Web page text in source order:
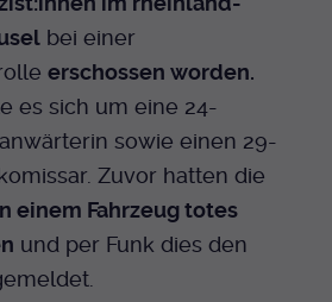
bei einer
erschossen worden.
es sich um eine 24-
sowie einen 29-
Zuvor hatten die
einem Fahrzeug totes
und per Funk dies den